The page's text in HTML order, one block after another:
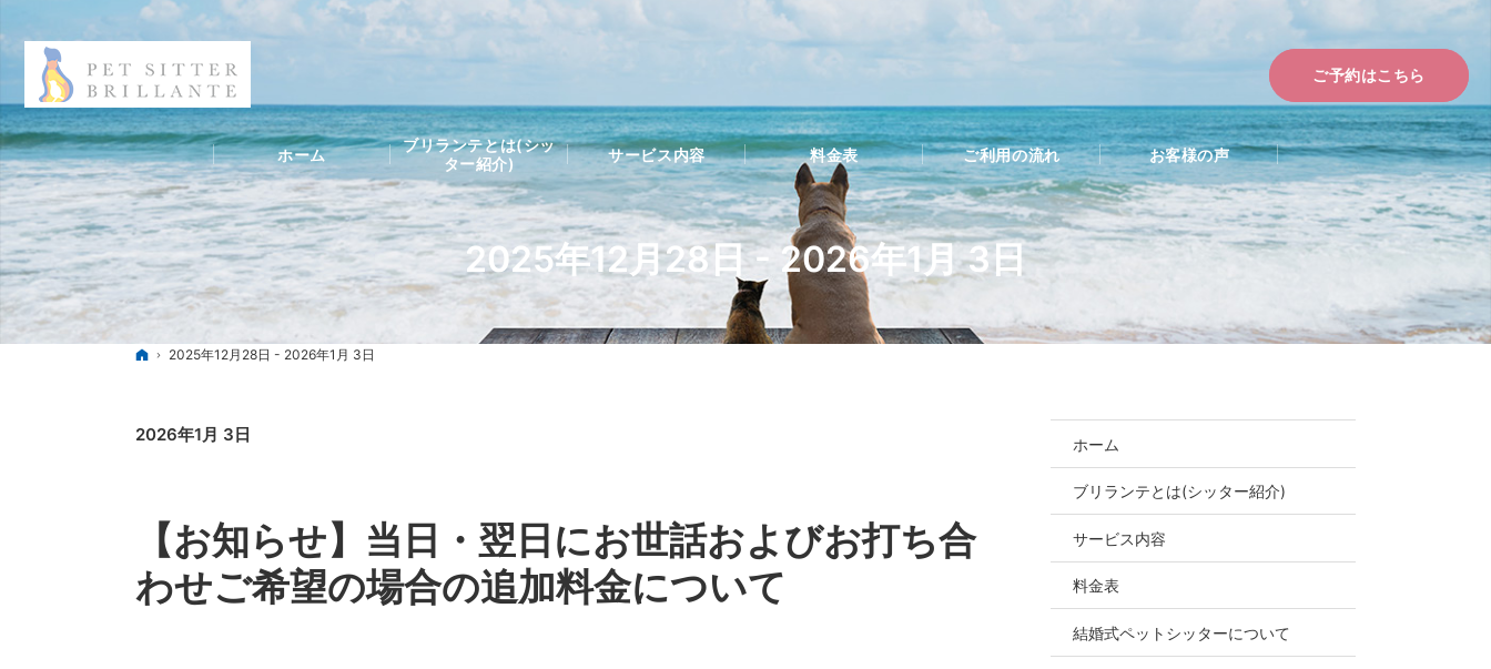
2025年12月28日 - 2026年1月 3日
ホーム
2025年12月28日 - 2026年1月 3日
2026年1月 3日
【お知らせ】当日・翌日にお世話およびお打ち合
わせご希望の場合の追加料金について
ホーム
ブリランテとは(シッター紹介)
サービス内容
料金表
結婚式ペットシッターについて
ご予約はこちら
ホーム
ブリランテとは(シッ
ター紹介)
サービス内容 料金表 ご利用の流れ お客様の声